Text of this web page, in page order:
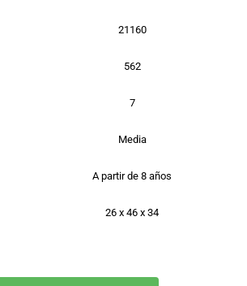
21160
562
7
Media
A partir de 8 años
26 x 46 x 34